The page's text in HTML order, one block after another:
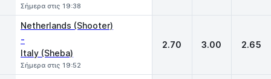
Σήμερα στις 19:38
Netherlands (Shooter)
-
Italy (Sheba)
Σήμερα στις 19:52
2.70 3.00 2.65